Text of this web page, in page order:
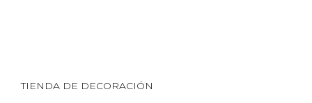
TIENDA DE DECORACIÓN